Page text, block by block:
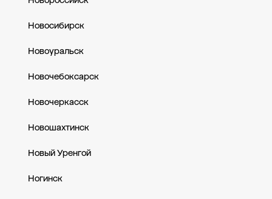
Новосибирск
Новоуральск
Новочебоксарск
Новочеркасск
Новошахтинск
Новый Уренгой
Ногинск